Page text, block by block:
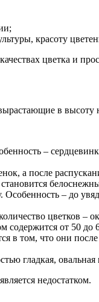
красоту
цветка и
в высоту
–
а после
– до
цветков
от 50 до
в том, что они
гладкая,
недостатком.